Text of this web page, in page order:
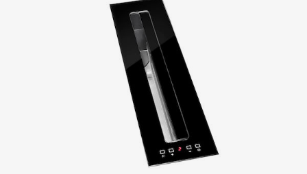
Provincia (solo per Italia)